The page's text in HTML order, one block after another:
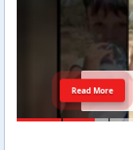
Read More